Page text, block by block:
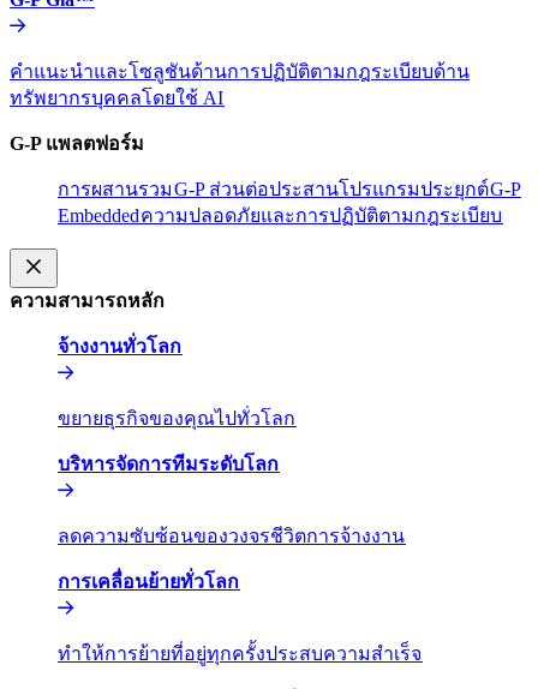
คำแนะนำและโซลูชันด้านการปฏิบัติตามกฎระเบียบด้าน
ทรัพยากรบุคคลโดยใช้ AI​​
G-P แพลตฟอร์ม​​
การผสานรวม​​G-P ส่วนต่อประสานโปรแกรมประยุกต์​​G-P
Embedded​​ความปลอดภัยและการปฏิบัติตามกฎระเบียบ​​
ความสามารถหลัก​​
จ้างงานทั่วโลก​​
ขยายธุรกิจของคุณไปทั่วโลก​​
บริหารจัดการทีมระดับโลก​​
ลดความซับซ้อนของวงจรชีวิตการจ้างงาน​​
การเคลื่อนย้ายทั่วโลก​​
ทำให้การย้ายที่อยู่ทุกครั้งประสบความสำเร็จ​​